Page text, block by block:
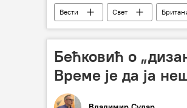
Вести Свет
Бећковић о
Време је да ја